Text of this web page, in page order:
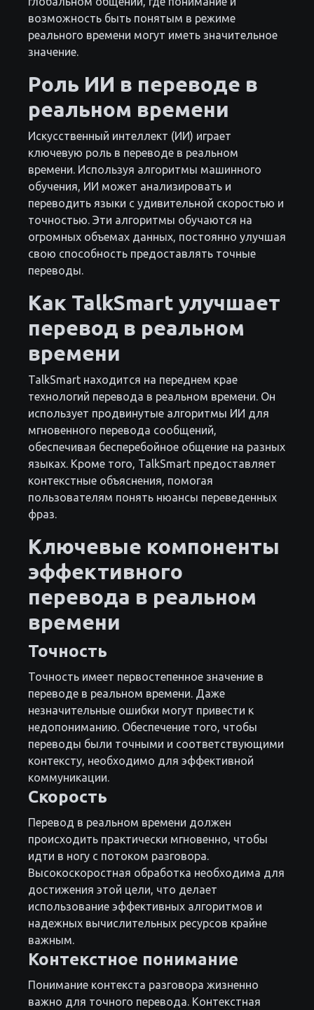
возможность быть понятым в режиме
реального времени могут иметь значительное
значение.
Роль ИИ в переводе в
реальном времени
Искусственный интеллект (ИИ) играет
ключевую роль в переводе в реальном
времени. Используя алгоритмы машинного
обучения, ИИ может анализировать и
переводить языки с удивительной скоростью и
точностью. Эти алгоритмы обучаются на
огромных объемах данных, постоянно улучшая
свою способность предоставлять точные
переводы.
Как TalkSmart улучшает
перевод в реальном
времени
TalkSmart находится на переднем крае
технологий перевода в реальном времени. Он
использует продвинутые алгоритмы ИИ для
мгновенного перевода сообщений,
обеспечивая бесперебойное общение на разных
языках. Кроме того, TalkSmart предоставляет
контекстные объяснения, помогая
пользователям понять нюансы переведенных
фраз.
Ключевые компоненты
эффективного
перевода в реальном
времени
Точность
Точность имеет первостепенное значение в
переводе в реальном времени. Даже
незначительные ошибки могут привести к
недопониманию. Обеспечение того, чтобы
переводы были точными и соответствующими
контексту, необходимо для эффективной
коммуникации.
Скорость
Перевод в реальном времени должен
происходить практически мгновенно, чтобы
идти в ногу с потоком разговора.
Высокоскоростная обработка необходима для
достижения этой цели, что делает
использование эффективных алгоритмов и
надежных вычислительных ресурсов крайне
важным.
Контекстное понимание
Понимание контекста разговора жизненно
важно для точного перевода. Контекстная